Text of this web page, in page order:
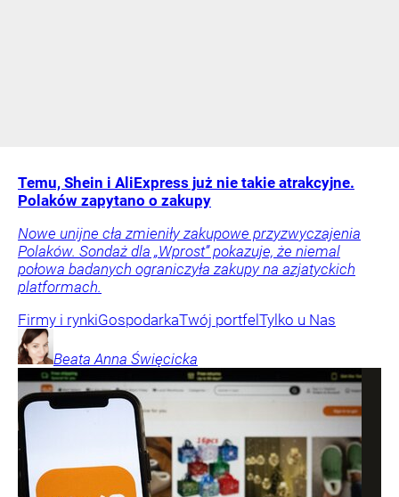
Temu, Shein i AliExpress już nie takie atrakcyjne.
Polaków zapytano o zakupy
Nowe unijne cła zmieniły zakupowe przyzwyczajenia
Polaków. Sondaż dla „Wprost” pokazuje, że niemal
połowa badanych ograniczyła zakupy na azjatyckich
platformach.
Firmy i rynkiGospodarkaTwój portfel Tylko u Nas
Beata Anna Święcicka